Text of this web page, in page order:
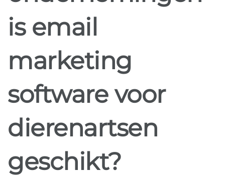
is email
marketing
software voor
dierenartsen
geschikt?